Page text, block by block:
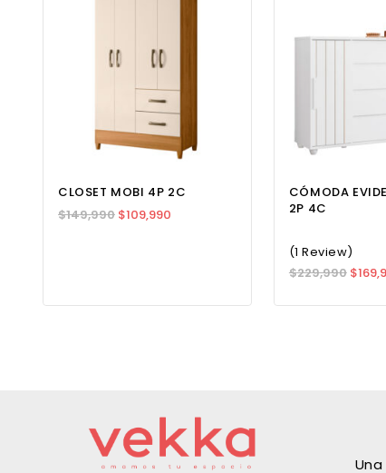
CLOSET MOBI 4P 2C
$149,990 $109,990
CÓMODA
2P 4C
(1 Review)
$229,990 $